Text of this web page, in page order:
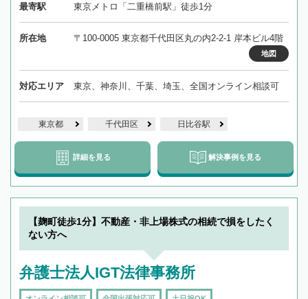
最寄駅 東京メトロ「二重橋前駅」徒歩1分
所在地 〒100-0005 東京都千代田区丸の内2-2-1 岸本ビル4階
地図
対応エリア 東京、神奈川、千葉、埼玉、全国オンライン相談可
東京都 千代田区 日比谷駅
詳細を見る 解決事例を見る
【麹町徒歩1分】不動産・非上場株式の相続で損をしたく
ない方へ
弁護士法人IGT法律事務所